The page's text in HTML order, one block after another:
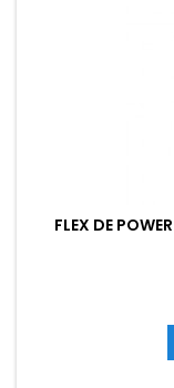
FLEX DE